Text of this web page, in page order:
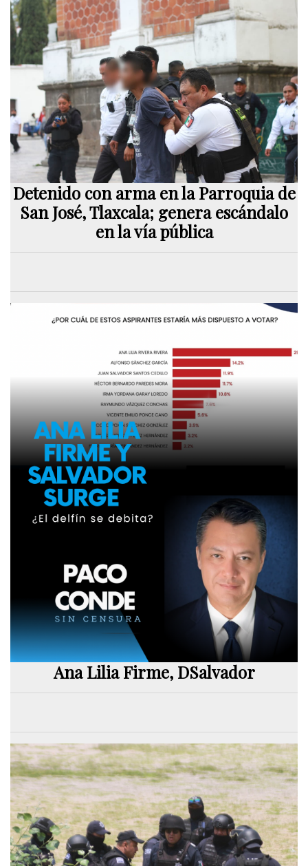
Detenido con arma en la Parroquia de
San José, Tlaxcala; genera escándalo
en la vía pública
Ana Lilia Firme, DSalvador